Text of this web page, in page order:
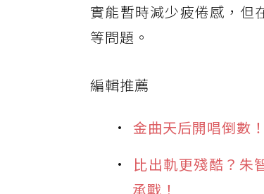
實能暫時減少疲倦感，但
等問題。
編輯推薦
金曲天后開唱倒數
比出軌更殘酷？朱
承戰！